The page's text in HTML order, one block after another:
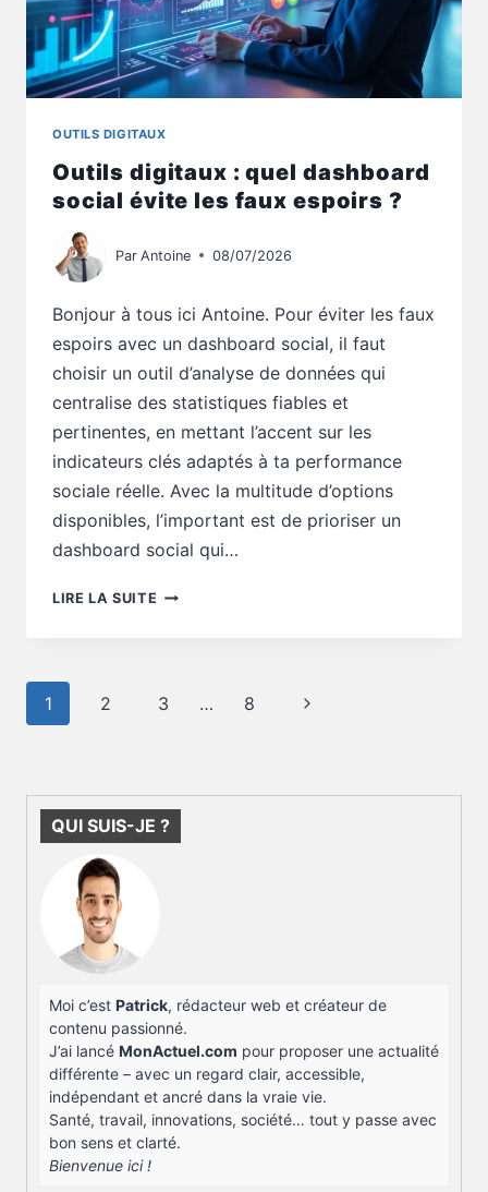
OUTILS DIGITAUX
Outils digitaux : quel dashboard
social évite les faux espoirs ?
Par Antoine 08/07/2026
Bonjour à tous ici Antoine. Pour éviter les faux
espoirs avec un dashboard social, il faut
choisir un outil d’analyse de données qui
centralise des statistiques fiables et
pertinentes, en mettant l’accent sur les
indicateurs clés adaptés à ta performance
sociale réelle. Avec la multitude d’options
disponibles, l’important est de prioriser un
dashboard social qui…
LIRE LA SUITE OUTILS
SOCIAL
ESPOIRS
?
Navigation
de
1 2 3 … 8
Page
QUI SUIS-JE ?
Moi c’est Patrick, rédacteur web et créateur de
contenu passionné.
J’ai lancé MonActuel.com pour proposer une actualité
différente – avec un regard clair, accessible,
indépendant et ancré dans la vraie vie.
Santé, travail, innovations, société… tout y passe avec
bon sens et clarté.
Bienvenue ici !